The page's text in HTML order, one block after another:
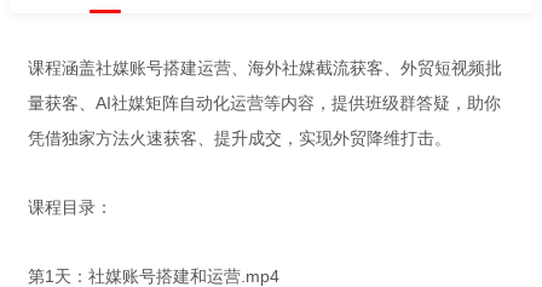
课程涵盖社媒账号搭建运营、海外社媒截流获客、外贸短视频批
量获客、AI社媒矩阵自动化运营等内容，提供班级群答疑，助你
凭借独家方法火速获客、提升成交，实现外贸降维打击。
课程目录：
第1天：社媒账号搭建和运营.mp4